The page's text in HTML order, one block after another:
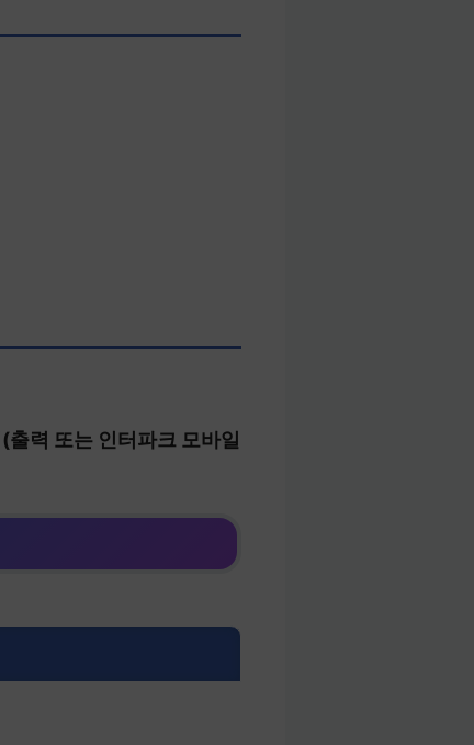
출력 또는 인터파크 모바일